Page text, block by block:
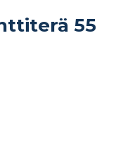
55